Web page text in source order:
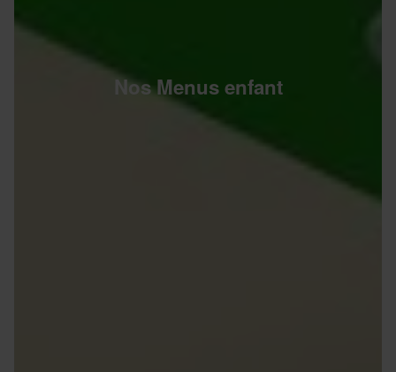
Nos Menus enfant